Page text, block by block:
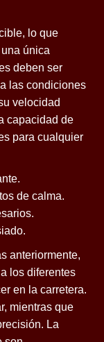
lo que
única
deben ser
las condiciones
velocidad
capacidad de
para cualquier
de calma.
anteriormente,
los diferentes
en la carretera.
mientras que
La